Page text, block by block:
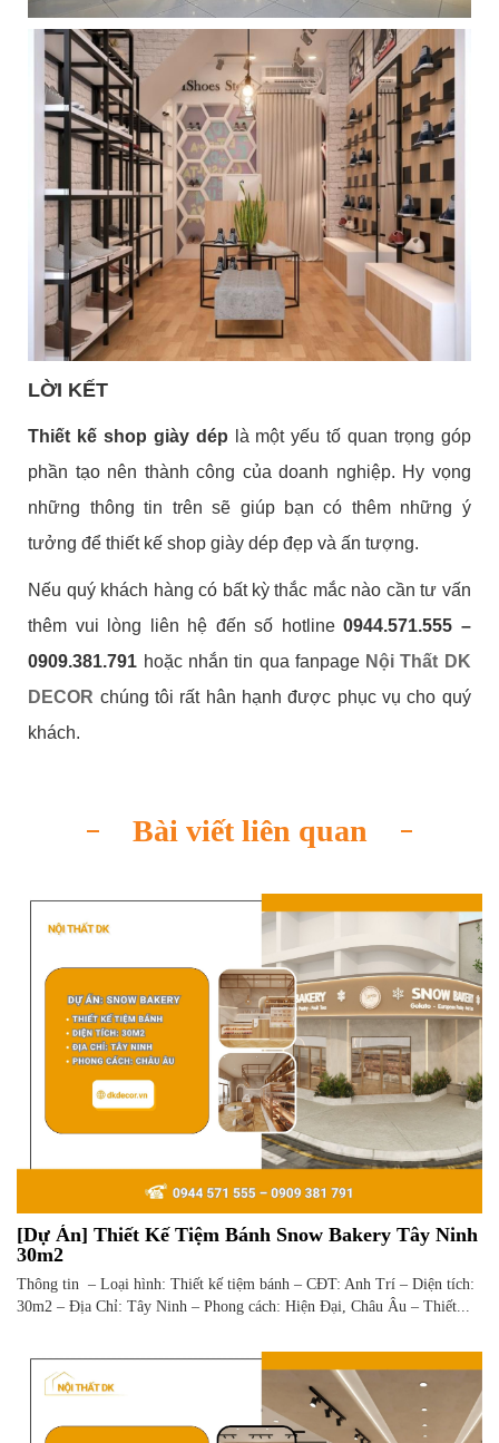
LỜI KẾT
Thiết kế shop giày dép là một yếu tố quan trọng góp
phần tạo nên thành công của doanh nghiệp. Hy vọng
những thông tin trên sẽ giúp bạn có thêm những ý
tưởng để thiết kế shop giày dép đẹp và ấn tượng.
Nếu quý khách hàng có bất kỳ thắc mắc nào cần tư vấn
thêm vui lòng liên hệ đến số hotline0944.571.555 –
0909.381.791 hoặc nhắn tin qua fanpageNội Thất DK
DECOR chúng tôi rất hân hạnh được phục vụ cho quý
khách.
Bài viết liên quan
[Dự Án] Thiết Kế Tiệm Bánh Snow Bakery Tây Ninh
30m2
Thông tin – Loại hình: Thiết kế tiệm bánh – CĐT: Anh Trí – Diện tích:
30m2 – Địa Chỉ: Tây Ninh – Phong cách: Hiện Đại, Châu Âu – Thiết...